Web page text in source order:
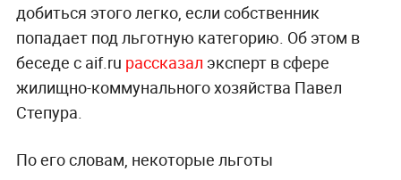
добиться этого легко, если собственник
попадает под льготную категорию. Об этом в
беседе с aif.ru рассказал эксперт в сфере
жилищно-коммунального хозяйства Павел
Степура.
По его словам, некоторые льготы